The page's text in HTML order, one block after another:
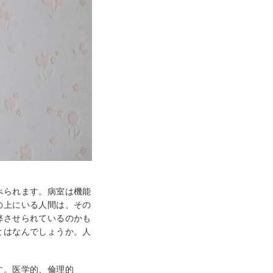
れます。病室は機能
にいる人間は、その
せられているのかも
なんでしょうか。人
。医学的、倫理的